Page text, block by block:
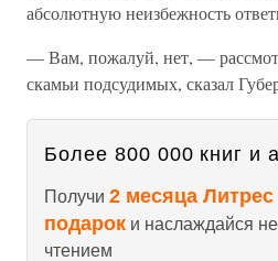
абсолютную неизбежность
— Вам, пожалуй, нет, —
скамьи подсудимых, сказал
Более 800 000 книг и
Получи 2 месяца
подарок и наслаждайся
чтением